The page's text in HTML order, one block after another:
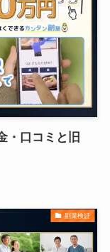
・口コミと旧
副業検証